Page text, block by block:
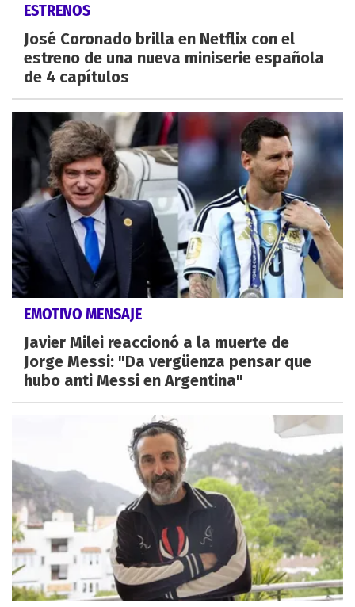
ESTRENOS
José Coronado brilla en Netflix con el
estreno de una nueva miniserie española
de 4 capítulos
EMOTIVO MENSAJE
Javier Milei reaccionó a la muerte de
Jorge Messi: "Da vergüenza pensar que
hubo anti Messi en Argentina"